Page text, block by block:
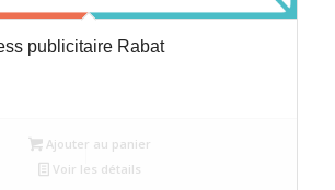
publicitaire Rabat
Ajouter au panier
Voir les détails